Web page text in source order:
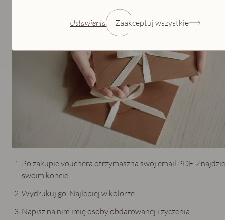
Po zakupie vouchera otrzymaszna swój email PDF.
swoim koncie.
Wydrukuj go. Najlepiej w kolorze.
Napisz na nim imię osoby obdarowanej i zyczenia.
Ustawienia Zaakceptuj wszystkie